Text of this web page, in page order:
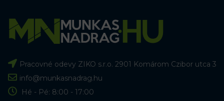
Pracovné odevy ZIKO s.r.o. 2901 Komárom Czibor utca 3
info@munkasnadrag.hu
Hé - Pé: 8:00 - 17:00